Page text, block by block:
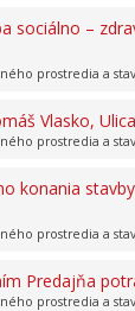
sociálno –
prostredia a
Vlasko,
prostredia a
konania
prostredia a
Predajňa
prostredia a